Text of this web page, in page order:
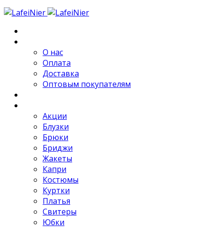
О нас
Оплата
Доставка
Оптовым покупателям
Акции
Блузки
Брюки
Бриджи
Жакеты
Капри
Костюмы
Куртки
Платья
Свитеры
Юбки